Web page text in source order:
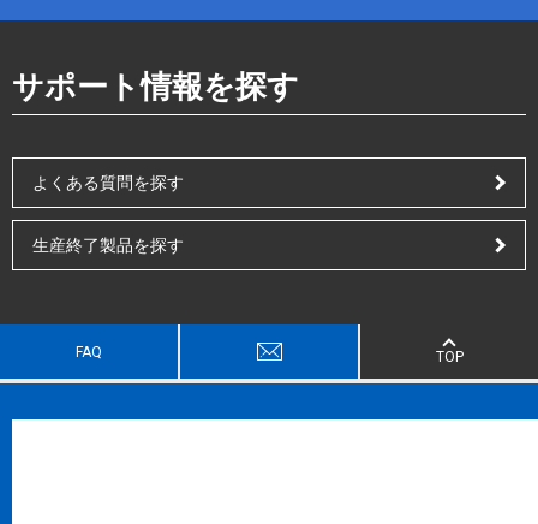
サポート情報を探す
よくある質問を探す
生産終了製品を探す
FAQ TOP